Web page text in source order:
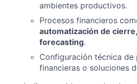
ambientes productivos.
Procesos financieros
automatización de
forecasting.
Configuración técnica de
financieras o soluciones